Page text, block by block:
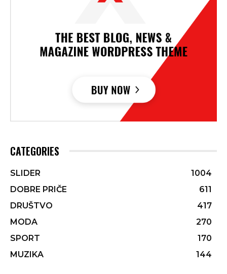
CATEGORIES
SLIDER
1004
DOBRE PRIČE
611
DRUŠTVO
417
MODA
270
SPORT
170
MUZIKA
144